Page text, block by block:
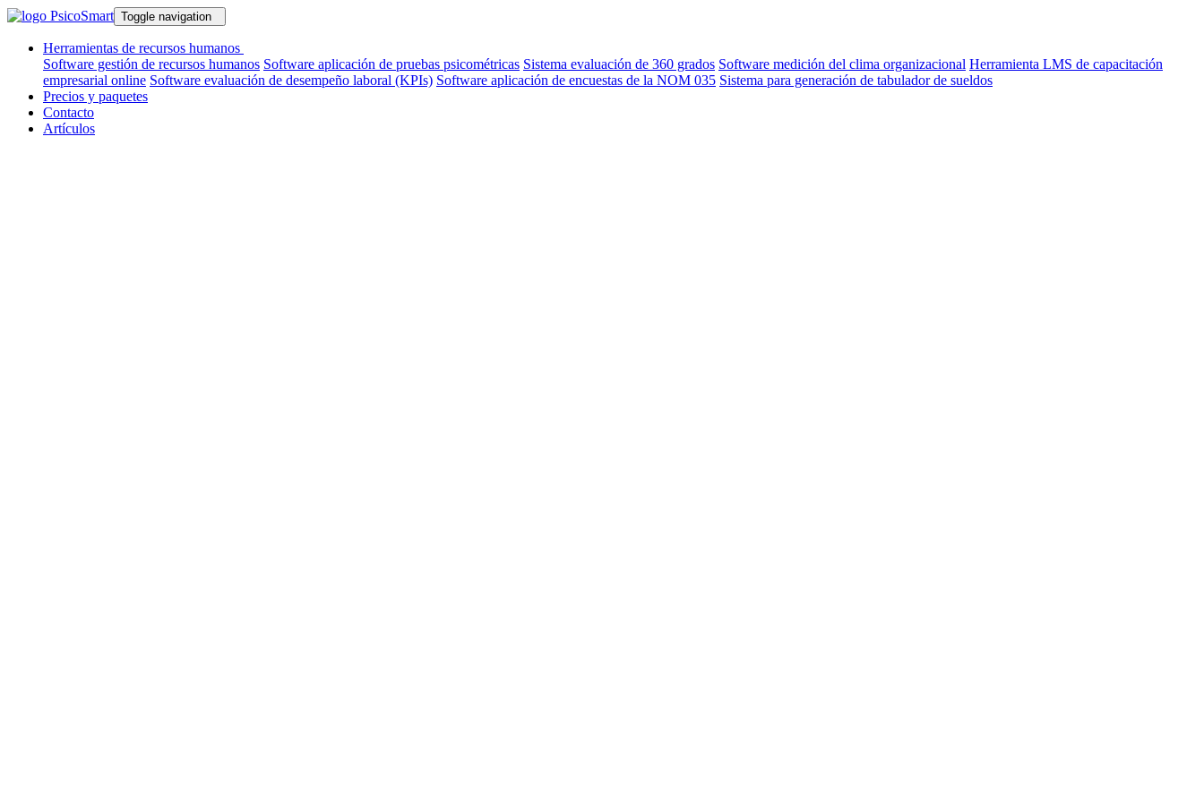
Toggle navigation
Herramientas de recursos humanos
Software gestión de recursos humanos Software aplicación de pruebas psicométricas Sistema evaluación de 360 grados Software medición del clima organizacional Herramienta LMS de capacitación
empresarial online Software evaluación de desempeño laboral (KPIs) Software aplicación de encuestas de la NOM 035 Sistema para generación de tabulador de sueldos
Precios y paquetes
Contacto
Artículos